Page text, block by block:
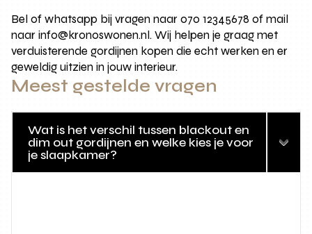
Bel of whatsapp bij vragen naar 070 12345678 of mail
naar info@kronoswonen.nl. Wij helpen je graag met
verduisterende gordijnen kopen die echt werken en er
geweldig uitzien in jouw interieur.
Meest gestelde vragen
Wat is het verschil tussen blackout en
dim out gordijnen en welke kies je voor
je slaapkamer?